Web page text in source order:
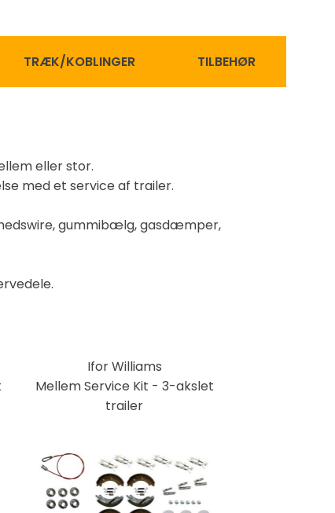
TRÆK/KOBLINGER TILBEHØR
eller stor.
med et service af trailer.
gummibælg, gasdæmper,
Ifor Williams
Mellem Service Kit - 3-akslet
trailer